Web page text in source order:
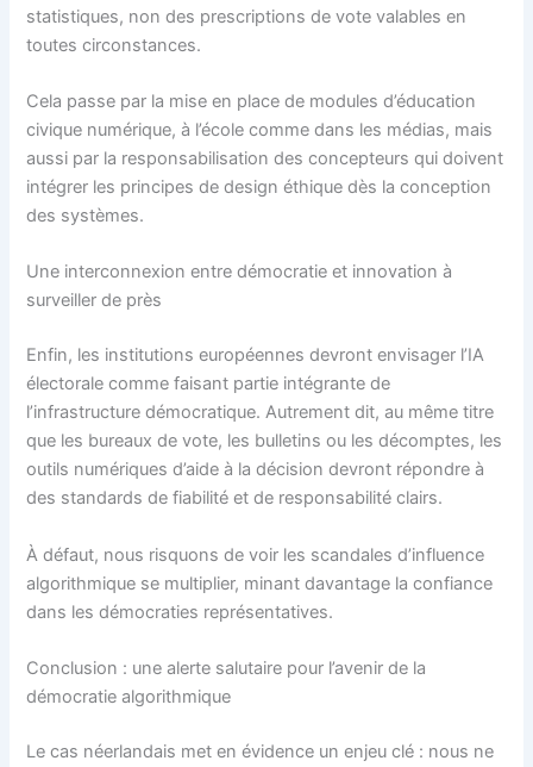
statistiques, non des prescriptions de vote valables en
toutes circonstances.
Cela passe par la mise en place de modules d’éducation
civique numérique, à l’école comme dans les médias, mais
aussi par la responsabilisation des concepteurs qui doivent
intégrer les principes de design éthique dès la conception
des systèmes.
Une interconnexion entre démocratie et innovation à
surveiller de près
Enfin, les institutions européennes devront envisager l’IA
électorale comme faisant partie intégrante de
l’infrastructure démocratique. Autrement dit, au même titre
que les bureaux de vote, les bulletins ou les décomptes, les
outils numériques d’aide à la décision devront répondre à
des standards de fiabilité et de responsabilité clairs.
À défaut, nous risquons de voir les scandales d’influence
algorithmique se multiplier, minant davantage la confiance
dans les démocraties représentatives.
Conclusion : une alerte salutaire pour l’avenir de la
démocratie algorithmique
Le cas néerlandais met en évidence un enjeu clé : nous ne